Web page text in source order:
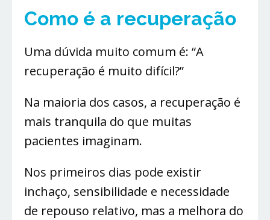
Como é a recuperação
Uma dúvida muito comum é: “A
recuperação é muito difícil?”
Na maioria dos casos, a recuperação é
mais tranquila do que muitas
pacientes imaginam.
Nos primeiros dias pode existir
inchaço, sensibilidade e necessidade
de repouso relativo, mas a melhora do